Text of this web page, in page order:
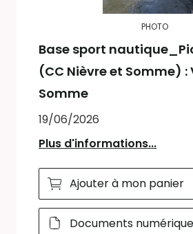
PHOTO
Base sport
(CC Nièvre et Somme) :
Somme
19/06/2026
Plus d'informations...
Ajouter à mon panier
Documents